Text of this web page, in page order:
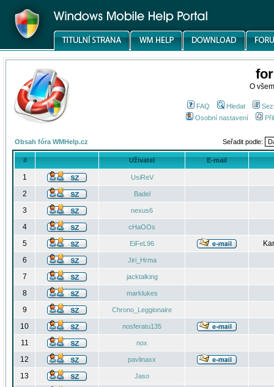
O
FAQ Hledat
Osobní nastavení
Obsah fóra WMHelp.cz Seřadit podle:
# Uživatel E-mail
1 UsiReV
2 Badel
3 nexus6
4 cHaOOs
5 EiFeL96
6
Jiri_Hrma
7 jacktalking
8 marklukes
9 Chrono_Leggionaire
10 nosferatu135
11 nox
12 pavlinaxx
13 Jaso